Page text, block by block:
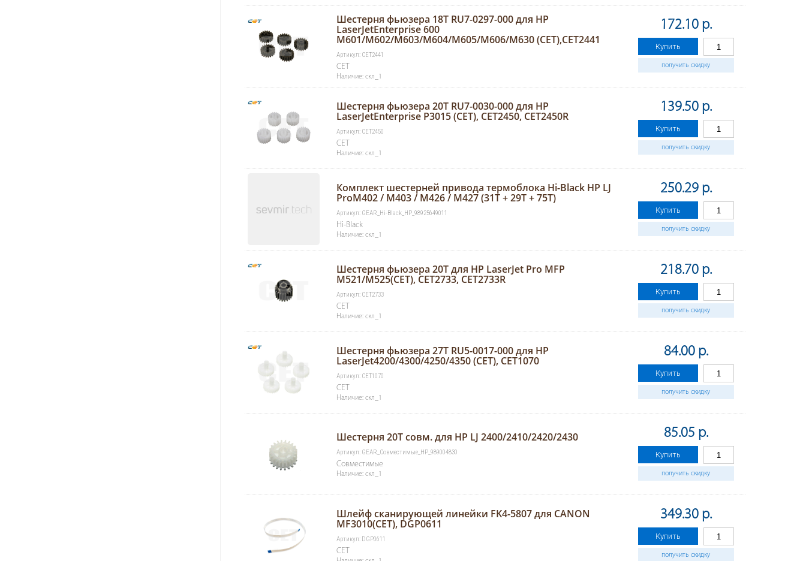
Шестерня фьюзера 18T RU7-0297-000 для HP
LaserJetEnterprise 600
M601/M602/M603/M604/M605/M606/M630 (CET),CET2441
Артикул: CET2441
CET
Наличие: скл_1
172.10 р.
Купить
получить скидку
Шестерня фьюзера 20T RU7-0030-000 для HP
LaserJetEnterprise P3015 (CET), CET2450, CET2450R
Артикул: CET2450
CET
Наличие: скл_1
139.50 р.
Купить
получить скидку
Комплект шестерней привода термоблока Hi-Black HP LJ
ProM402 / M403 / M426 / M427 (31T + 29T + 75T)
Артикул: GEAR_Hi-Black_HP_98925649011
Hi-Black
Наличие: скл_1
250.29 р.
Купить
получить скидку
Шестерня фьюзера 20T для HP LaserJet Pro MFP
M521/M525(CET), CET2733, CET2733R
Артикул: CET2733
CET
Наличие: скл_1
218.70 р.
Купить
получить скидку
Шестерня фьюзера 27T RU5-0017-000 для HP
LaserJet4200/4300/4250/4350 (CET), CET1070
Артикул: CET1070
CET
Наличие: скл_1
84.00 р.
Купить
получить скидку
Шестерня 20T совм. для HP LJ 2400/2410/2420/2430
Артикул: GEAR_Совместимые_HP_989004830
Совместимые
Наличие: скл_1
85.05 р.
Купить
получить скидку
Шлейф сканирующей линейки FK4-5807 для CANON
MF3010(CET), DGP0611
Артикул: DGP0611
CET
349.30 р.
Купить
получить скидку